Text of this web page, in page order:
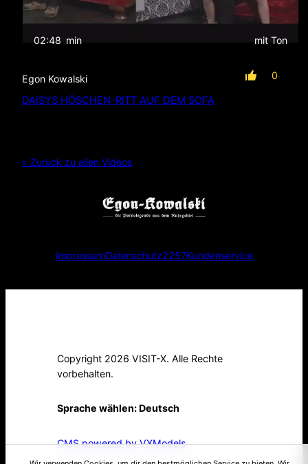
02:48 min mit Ton
Egon Kowalski 0
DAISYS HÖSCHEN-RITT AUF DEM SOFA
« Zurück zu allen Videos
ImpressumDatenschutz2257Kundenservice
Copyright 2026 VISIT-X. Alle Rechte
vorbehalten.
Sprache wählen:Deutsch
CMS powered by VXModels